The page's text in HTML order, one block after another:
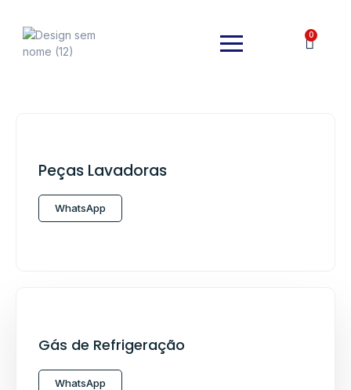
0
Peças Lavadoras
WhatsApp
Gás de Refrigeração
WhatsApp